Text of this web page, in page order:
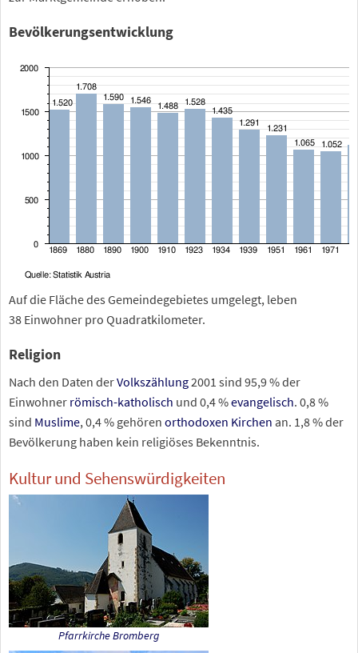
Bevölkerungsentwicklung
Auf die Fläche des Gemeindegebietes umgelegt, leben
38 Einwohner pro Quadratkilometer.
Religion
Nach den Daten derVolkszählung2001 sind 95,9% der
Einwohner römisch-katholisch und 0,4%evangelisch. 0,8%
sind Muslime, 0,4% gehören orthodoxen Kirchen an. 1,8% der
Bevölkerung haben kein religiöses Bekenntnis.
Kultur und Sehenswürdigkeiten
Pfarrkirche Bromberg